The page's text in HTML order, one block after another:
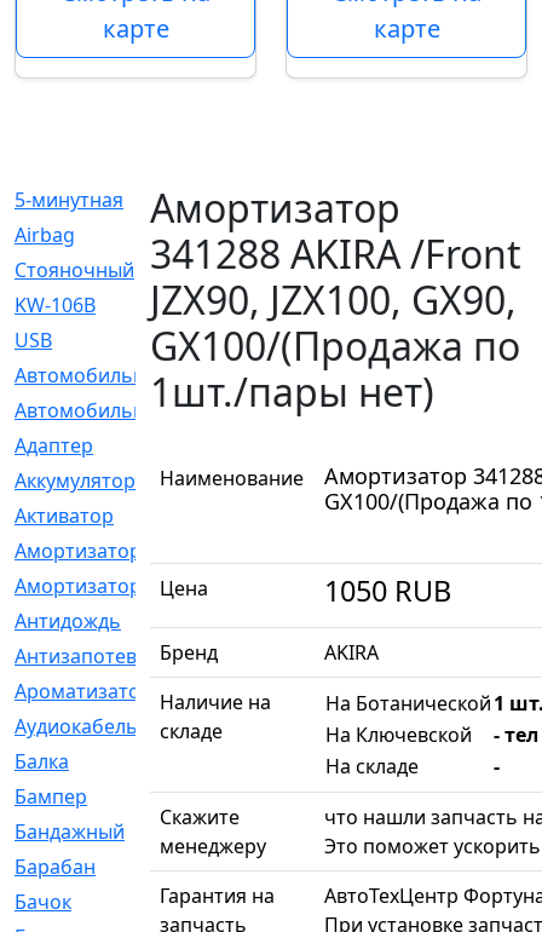
карте
карте
5-минутная
[1]
Airbag
[18]
Cтояночный
[1]
KW-106B
[0]
USB
[6]
Автомобильное
[6]
Автомобильный
[6]
Адаптер
Аккумулятор
[2]
Активатор
Амортизатор
Амортизаторы
Антидождь
[1]
Антизапотеватель
Ароматизатор
[35]
Аудиокабель
Балка
Бампер
[137]
Бандажный
[6]
Барабан
[5]
Бачок
[40]
Амортизатор
341288 AKIRA /Front
JZX90, JZX100, GX90,
GX100/(Продажа по
1шт./пары нет)
Наименование
Амортизатор
GX100/(Продажа
Цена 1050 RUB
Бренд
AKIRA
Наличие на
складе
На Ботанической1
На Ключевской
-
На складе
-
Скажите
менеджеру
что нашли запчасть
Это поможет ускорить
Гарантия на
запчасть
АвтоТехЦентр
При установке